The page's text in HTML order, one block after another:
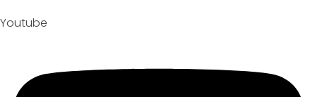
Youtube